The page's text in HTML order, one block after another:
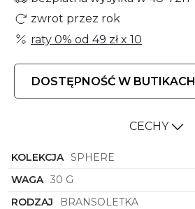
zwrot przez rok
raty 0% od 49 złx 10
DOSTĘPNOŚĆ W BUTIKACH
CECHY
KOLEKCJA SPHERE
WAGA 30 G
RODZAJ
BRANSOLETKA